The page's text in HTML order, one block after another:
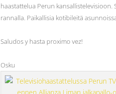
haastattelua Perun kansallistelevisioon.
rannalla. Paikallisia kotibileitä
Saludos y hasta proximo vez!
Osku